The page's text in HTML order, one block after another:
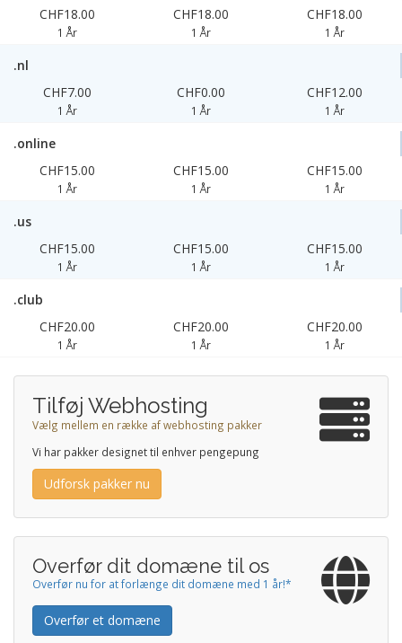
CHF18.00
1 År
CHF18.00
1 År
CHF18.00
1 År
.nl
CHF7.00
1 År
CHF0.00
1 År
CHF12.00
1 År
.online
CHF15.00
1 År
CHF15.00
1 År
CHF15.00
1 År
.us
CHF15.00
1 År
CHF15.00
1 År
CHF15.00
1 År
.club
CHF20.00
1 År
CHF20.00
1 År
CHF20.00
1 År
Tilføj Webhosting
Vælg mellem en række af webhosting pakker
Vi har pakker designet til enhver pengepung
Udforsk pakker nu
Overfør dit domæne til os
Overfør nu for at forlænge dit domæne med 1 år!*
Overfør et domæne